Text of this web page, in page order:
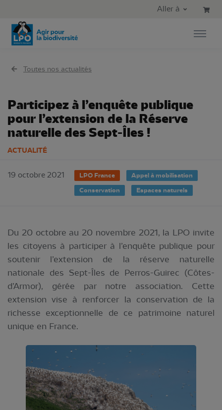
Aller au menu principal
Aller à
Toutes nos actualités
Participez à l’enquête publique
pour l’extension de la Réserve
naturelle des Sept-Îles !
ACTUALITÉ
19 octobre 2021 LPO France
Appel à mobilisation
Conservation
Espaces naturels
Du 20 octobre au 20 novembre 2021, la LPO invite
les citoyens à participer à l’enquête publique pour
soutenir l’extension de la réserve naturelle
nationale des Sept-Îles de Perros-Guirec (Côtes-
d’Armor), gérée par notre association. Cette
extension vise à renforcer la conservation de la
richesse exceptionnelle de ce patrimoine naturel
unique en France.